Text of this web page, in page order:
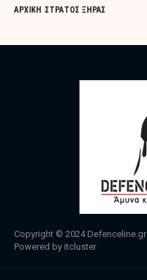
ΑΡΧΙΚΗ ΣΤΡΑΤΟΣ ΞΗΡΑΣ
Copyright © 2024 Defenceline.gr
Powered by itcluster